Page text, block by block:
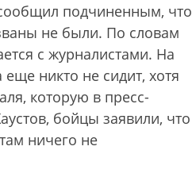
подчиненным, что
не были. По словам
с журналистами. На
никто не сидит, хотя
которую в пресс-
бойцы заявили, что
ничего не